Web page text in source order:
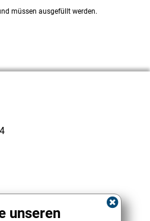
müssen ausgefüllt werden.
unseren